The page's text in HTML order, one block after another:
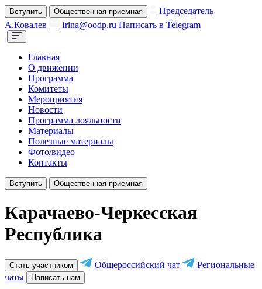
Вступить Общественная приемная
Председатель
А.Ковалев
Irina@oodp.ru Написать в Telegram
Главная
О движении
Программа
Комитеты
Мероприятия
Новости
Программа лояльности
Материалы
Полезные материалы
Фото/видео
Контакты
Вступить Общественная приемная
Карачаево-Черкесская
Республика
Стать участником Общероссийский чат
Региональные
чаты
Написать нам